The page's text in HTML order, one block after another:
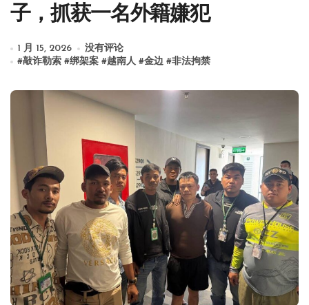
子，抓获一名外籍嫌犯
1 月 15, 2026
没有评论
#敲诈勒索 #绑架案 #越南人 #金边 #非法拘禁